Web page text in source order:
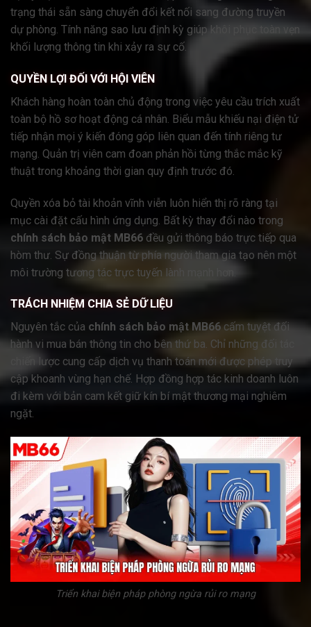
trạng thái sẵn sàng chuyển đổi kết nối sang đường truyền
dự phòng. Tính năng sao lưu định kỳ giúp khôi phục toàn vẹn
khối lượng thông tin khi xảy ra sự cố.
QUYỀN LỢI ĐỐI VỚI HỘI VIÊN
Khách hàng hoàn toàn chủ động trong việc yêu cầu trích xuất
toàn bộ hồ sơ hoạt động cá nhân. Biểu mẫu khiếu nại điện tử
tiếp nhận mọi ý kiến đóng góp liên quan đến tính riêng tư
mạng. Quản trị viên cam đoan phản hồi từng thắc mắc kỹ
thuật trong khoảng thời gian quy định trước đó.
Quyền xóa bỏ tài khoản vĩnh viễn luôn hiển thị rõ ràng tại
mục cài đặt cấu hình ứng dụng. Bất kỳ thay đổi nào trong
chính sách bảo mật MB66 đều gửi thông báo trực tiếp qua
hòm thư. Sự đồng thuận từ phía người tham gia tạo nên một
môi trường tương tác trực tuyến lành mạnh hơn.
TRÁCH NHIỆM CHIA SẺ DỮ LIỆU
Nguyên tắc của chính sách bảo mật MB66 cấm tuyệt đối
hành vi mua bán thông tin cho bên thứ ba. Chỉ những đối tác
chiến lược cung cấp dịch vụ thanh toán mới được phép truy
cập khoanh vùng hạn chế. Hợp đồng hợp tác kinh doanh luôn
đi kèm với bản cam kết giữ kín bí mật thương mại nghiêm
ngặt.
Triển khai biện pháp phòng ngừa rủi ro mạng